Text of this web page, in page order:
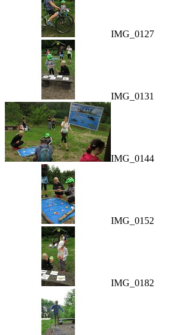
IMG_0127
IMG_0131
IMG_0144
IMG_0152
IMG_0182